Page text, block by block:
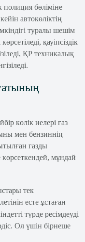
полиция бөліміне
автокөліктің
туралы шешім
қауіпсіздік
ҚР техникалық
көлік иелері газ
мен бензиннің
газды
көрсеткендей, мұндай
тек
есте ұстаған
түрде ресімдеуді
Ол үшін бірнеше